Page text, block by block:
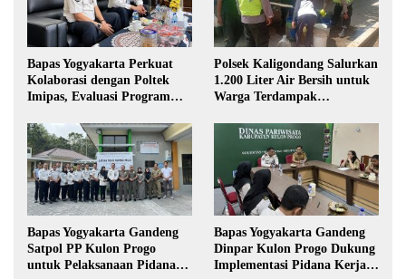
Bapas Yogyakarta Perkuat
Kolaborasi dengan Poltek
Imipas, Evaluasi Program
Polsek Kaligondang Salurkan
1.200 Liter Air Bersih untuk
Warga Terdampak
Bapas Yogyakarta Gandeng
Satpol PP Kulon Progo
untuk Pelaksanaan Pidana
Bapas Yogyakarta Gandeng
Dinpar Kulon Progo Dukung
Implementasi Pidana Kerja